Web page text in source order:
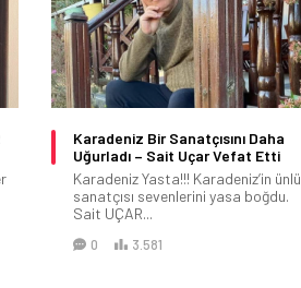
Karadeniz Bir Sanatçısını Daha
Uğurladı – Sait Uçar Vefat Etti
Karadeniz Yasta!!! Karadeniz’in ünlü
sanatçısı sevenlerini yasa boğdu.
Sait UÇAR...
0 3.581